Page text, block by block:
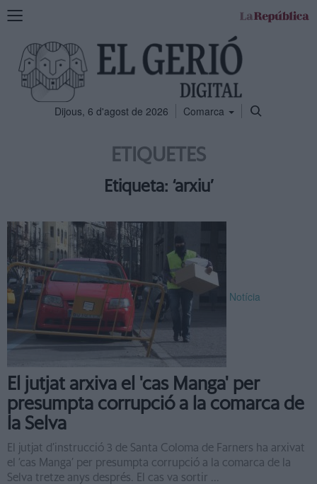
Mostra
navegació
Dijous, 6 d'agost de 2026 Comarca
ETIQUETES
Etiqueta: ‘arxiu’
Notícia
El jutjat arxiva el 'cas Manga' per
presumpta corrupció a la comarca de
la Selva
El jutjat d’instrucció 3 de Santa Coloma de Farners ha arxivat
el ‘cas Manga’ per presumpta corrupció a la comarca de la
Selva tretze anys després. El cas va sortir ...